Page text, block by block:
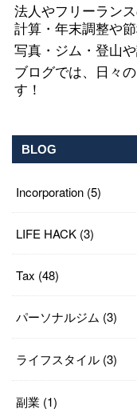
法人やフリーラン
計算・年末調整や
写真・ジム・登山
ブログでは、日々
す！
BLOG
Incorporation (5)
LIFE HACK (3)
Tax (48)
パーソナルジム (3)
ライフスタイル (3)
副業 (1)